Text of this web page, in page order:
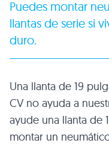
Puedes montar
llantas de serie si
duro.
Una llanta de 19
CV no ayuda a
ayude una llanta de
montar un